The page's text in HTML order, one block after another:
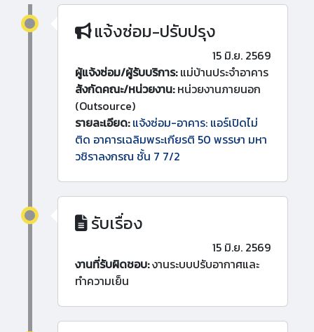
แจ้งซ่อม-ปรับปรุง
15 มิ.ย. 2569
ผู้แจ้งซ่อม/ผู้รับบริการ:แม่บ้านประจำอาคาร
สังกัดคณะ/หน่วยงาน:หน่วยงานภายนอก
(Outsource)
รายละเอียด: แจ้งซ่อม-อาคาร: แอร์เปิดไม่
ติด อาคารเฉลิมพระเกียรติ 50 พรรษา มหา
วชิราลงกรณ ชั้น 7 7/2
รับเรื่อง
15 มิ.ย. 2569
งานที่รับผิดชอบ:งานระบบปรับอากาศและ
ทำความเย็น